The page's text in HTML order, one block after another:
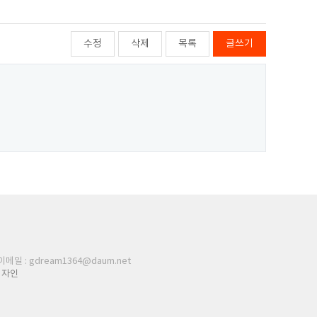
글쓰기
수정 삭제 목록
메일 : gdream1364@daum.net
인